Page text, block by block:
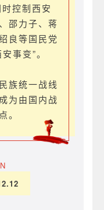
控制西安
邵力子、蒋
良等国民党
事变”。
族统一战线
为由国内战
。